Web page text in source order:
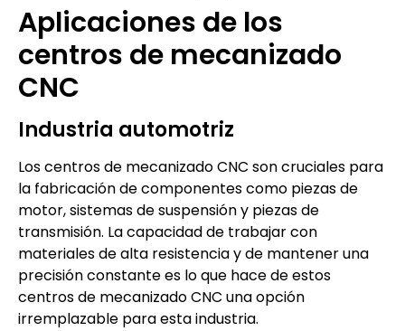
Aplicaciones de los
centros de mecanizado
CNC
Industria automotriz
Los centros de mecanizado CNC son cruciales para
la fabricación de componentes como piezas de
motor, sistemas de suspensión y piezas de
transmisión. La capacidad de trabajar con
materiales de alta resistencia y de mantener una
precisión constante es lo que hace de estos
centros de mecanizado CNC una opción
irremplazable para esta industria.